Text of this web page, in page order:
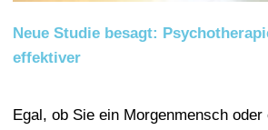
Neue Studie besagt:
effektiver
Egal, ob Sie ein Morgenmensch oder